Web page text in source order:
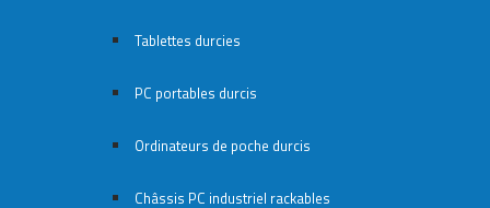
Tablettes durcies
PC portables durcis
Ordinateurs de poche durcis
Châssis PC industriel rackables​